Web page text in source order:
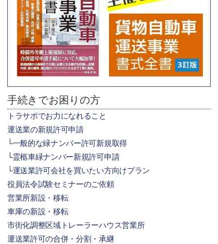
手続きでお困りの方
トラサポでお力になれること
運送業の新規許可申請
一般的な緑ナンバー許可新規取得
霊柩車緑ナンバー新規許可申請
運送業許可会社を買いたい方向けプラン
役員法令試験セミナーのご依頼
営業所新設・移転
車庫の新設・移転
市街化調整区域トレーラーハウス営業所
運送業許可の合併・分割・承継